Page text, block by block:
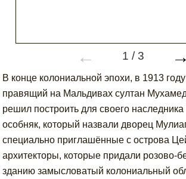
← 1 /3 →
В конце колониальной эпохи, в 1913
правящий на Мальдивах султан
решил построить для своего
особняк, который назвали дворец
специально приглашённые с острова
архитекторы, которые придали розово-
зданию замысловатый колониальный